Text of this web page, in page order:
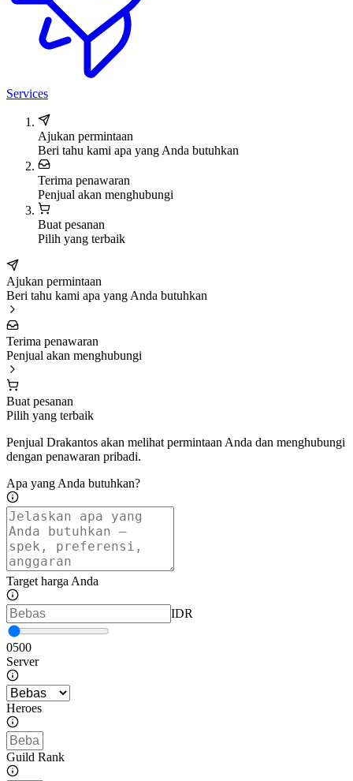
Services
Ajukan permintaan
Beri tahu kami apa yang Anda butuhkan
Terima penawaran
Penjual akan menghubungi
Buat pesanan
Pilih yang terbaik
Ajukan permintaan
Beri tahu kami apa yang Anda butuhkan
Terima penawaran
Penjual akan menghubungi
Buat pesanan
Pilih yang terbaik
Penjual Drakantos akan melihat permintaan Anda dan menghubungi
dengan penawaran pribadi.
Apa yang Anda butuhkan?
Target harga Anda
IDR
0500
Server
Heroes
Guild Rank